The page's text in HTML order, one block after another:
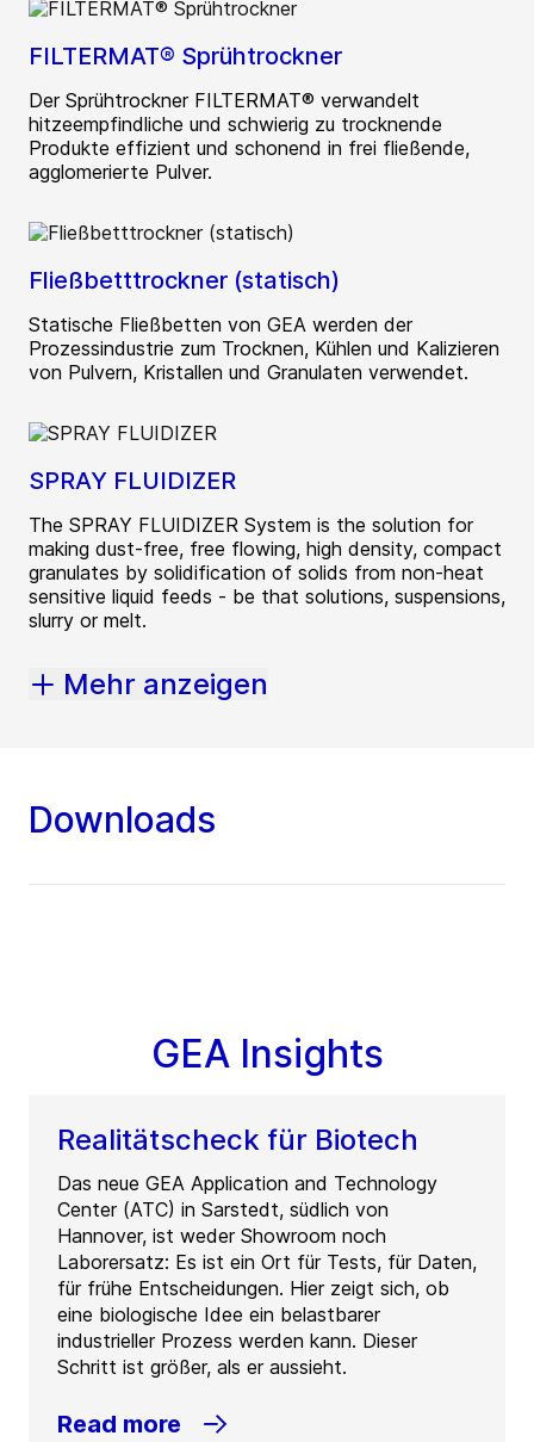
FILTERMAT® Sprühtrockner
Der Sprühtrockner FILTERMAT® verwandelt
hitzeempfindliche und schwierig zu trocknende
Produkte effizient und schonend in frei fließende,
agglomerierte Pulver.
Fließbetttrockner (statisch)
Statische Fließbetten von GEA werden der
Prozessindustrie zum Trocknen, Kühlen und Kalizieren
von Pulvern, Kristallen und Granulaten verwendet.
SPRAY FLUIDIZER
The SPRAY FLUIDIZER System is the solution for
making dust-free, free flowing, high density, compact
granulates by solidification of solids from non-heat
sensitive liquid feeds - be that solutions, suspensions,
slurry or melt.
Mehr anzeigen
Downloads
GEA Insights
Realitätscheck für Biotech
Das neue GEA Application and Technology
Center (ATC) in Sarstedt, südlich von
Hannover, ist weder Showroom noch
Laborersatz: Es ist ein Ort für Tests, für Daten,
für frühe Entscheidungen. Hier zeigt sich, ob
eine biologische Idee ein belastbarer
industrieller Prozess werden kann. Dieser
Schritt ist größer, als er aussieht.
Read more